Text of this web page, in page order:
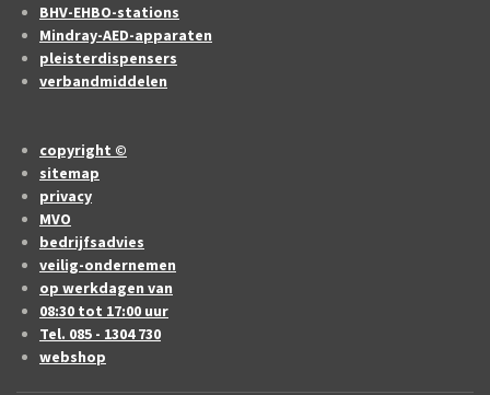
BHV-EHBO-stations
Mindray-AED-apparaten
pleisterdispensers
verbandmiddelen
copyright ©
sitemap
privacy
MVO
bedrijfsadvies
veilig-ondernemen
op werkdagen van
08:30 tot 17:00 uur
Tel. 085 - 1304 730
webshop